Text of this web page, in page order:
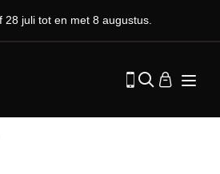
28 juli tot en met 8 augustus.